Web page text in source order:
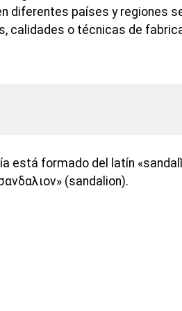
diferentes países y regiones
calidades o técnicas de
está formado del latín
(sandalion).